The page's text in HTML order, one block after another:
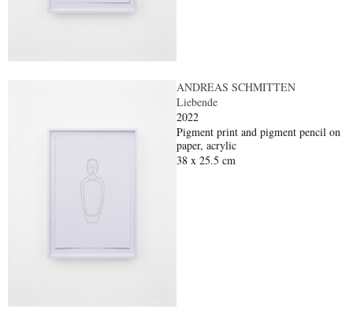
ANDREAS SCHMITTEN
Liebende
2022
Pigment print and pigment pencil on
paper, acrylic
38 x 25.5 cm